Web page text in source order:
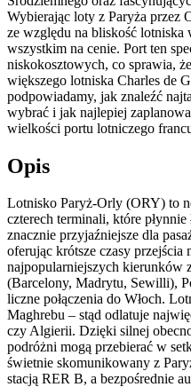
Wybierając loty z Paryża przez
ze względu na bliskość lotniska
wszystkim na cenie. Port ten
niskokosztowych, co sprawia,
większego lotniska Charles de
podpowiadamy, jak znaleźć
wybrać i jak najlepiej
wielkości portu lotniczego
Opis
Lotnisko Paryż-Orly (ORY) to
czterech terminali, które płynnie
znacznie przyjaźniejsze dla
oferując krótsze czasy
najpopularniejszych kierunków
(Barcelony, Madrytu, Sewilli),
liczne połączenia do Włoch.
Maghrebu – stąd odlatuje
czy Algierii. Dzięki silnej
podróżni mogą przebierać w
świetnie skomunikowany z
stacją RER B, a bezpośrednie